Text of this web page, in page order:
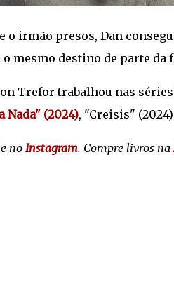
o irmão presos, Dan
mesmo destino de parte da
Trefor trabalhou nas séries
Nada" (2024), "Creisis" (2024)
noInstagram. Compre livros na